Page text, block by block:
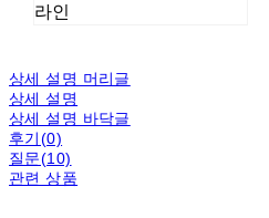
라인
상세 설명 머리글
상세 설명
상세 설명 바닥글
후기(0)
질문(10)
관련 상품